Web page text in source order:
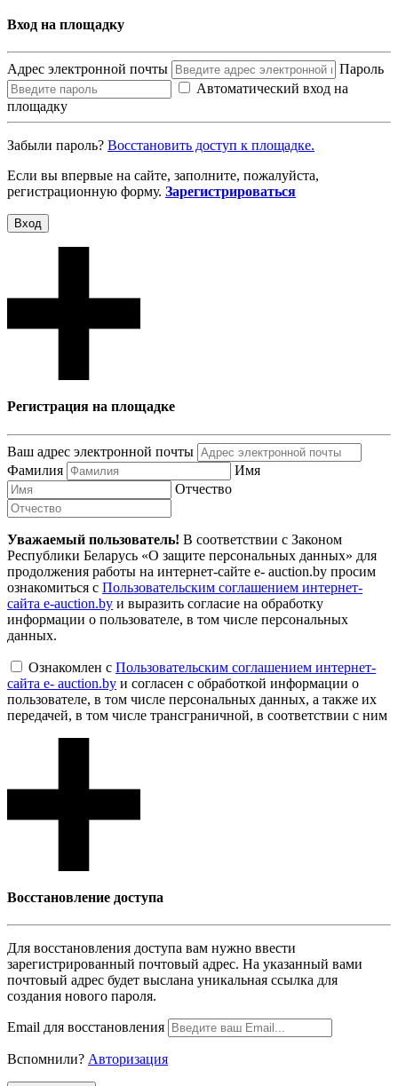
Вход на площадку
Адрес электронной почты
Пароль
Автоматический вход на
площадку
Забыли пароль? Восcтановить доступ к площадке.
Если вы впервые на сайте, заполните, пожалуйста,
регистрационную форму. Зарегистрироваться
Вход
Регистрация на площадке
Ваш адрес электронной почты
Фамилия
Имя
Отчество
Уважаемый пользователь! В соответствии с Законом
Республики Беларусь «О защите персональных данных» для
продолжения работы на интернет-сайте e- auction.by просим
ознакомиться с Пользовательским соглашением интернет-
сайта e-auction.by и выразить согласие на обработку
информации о пользователе, в том числе персональных
данных.
Ознакомлен с Пользовательским соглашением интернет-
сайта e- auction.by и согласен с обработкой информации о
пользователе, в том числе персональных данных, а также их
передачей, в том числе трансграничной, в соответствии с ним
Восcтановление доступа
Для восcтановления доступа вам нужно ввести
зарегистрированный почтовый адрес. На указанный вами
почтовый адрес будет выслана уникальная ссылка для
создания нового пароля.
Email для восcтановления
Вспомнили? Авторизация